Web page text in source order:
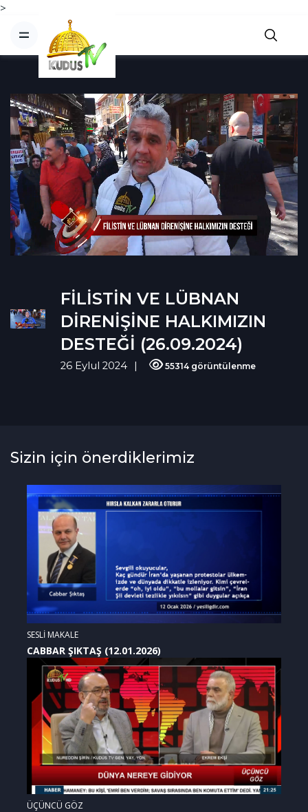
>
FİLİSTİN VE LÜBNAN
DİRENİŞİNE HALKIMIZIN
DESTEĞİ (26.09.2024)
26 Eylul 2024 55314 görüntülenme
Sizin için önerdiklerimiz
SESLİ MAKALE
CABBAR ŞIKTAŞ (12.01.2026)
ÜÇÜNCÜ GÖZ